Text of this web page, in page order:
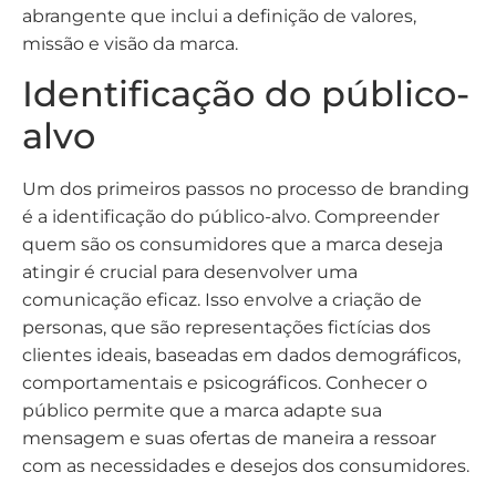
abrangente que inclui a definição de valores,
missão e visão da marca.
Identificação do público-
alvo
Um dos primeiros passos no processo de branding
é a identificação do público-alvo. Compreender
quem são os consumidores que a marca deseja
atingir é crucial para desenvolver uma
comunicação eficaz. Isso envolve a criação de
personas, que são representações fictícias dos
clientes ideais, baseadas em dados demográficos,
comportamentais e psicográficos. Conhecer o
público permite que a marca adapte sua
mensagem e suas ofertas de maneira a ressoar
com as necessidades e desejos dos consumidores.